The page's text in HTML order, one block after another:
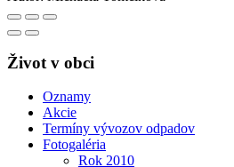
Život v obci
Oznamy
Akcie
Termíny vývozov odpadov
Fotogaléria
Rok 2010